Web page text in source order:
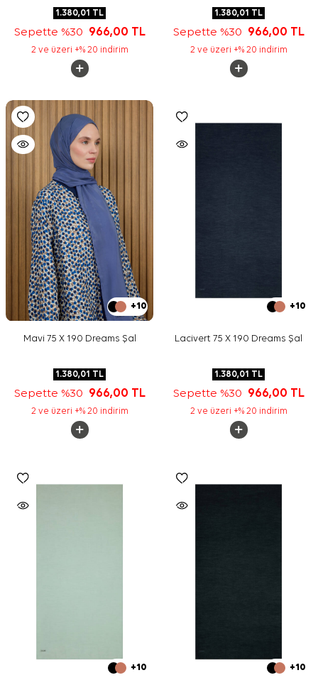
1.380,01 TL
Sepette %30 966,00 TL
2 ve üzeri +% 20 indirim
1.380,01 TL
Sepette %30 966,00 TL
2 ve üzeri +% 20 indirim
+10
Mavi 75 X 190 Dreams Şal
1.380,01 TL
Sepette %30 966,00 TL
2 ve üzeri +% 20 indirim
+10
Lacivert 75 X 190 Dreams Şal
1.380,01 TL
Sepette %30 966,00 TL
2 ve üzeri +% 20 indirim
+10 +10